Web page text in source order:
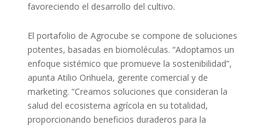
favoreciendo el desarrollo del cultivo.
El portafolio de Agrocube se compone de soluciones
potentes, basadas en biomoléculas. “Adoptamos un
enfoque sistémico que promueve la sostenibilidad”,
apunta Atilio Orihuela, gerente comercial y de
marketing. “Creamos soluciones que consideran la
salud del ecosistema agrícola en su totalidad,
proporcionando beneficios duraderos para la